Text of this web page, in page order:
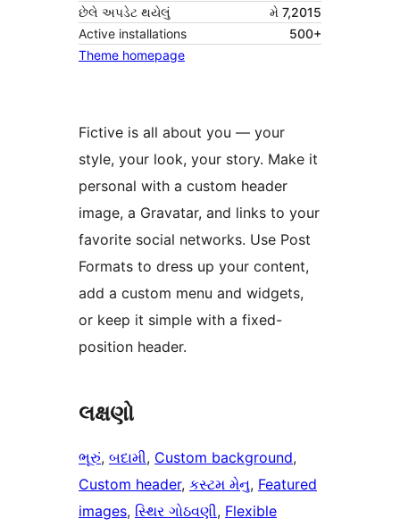
છેલે અપડેટ થયેલું
મે 7,2015
Active installations
500+
Theme homepage
Fictive is all about you — your
style, your look, your story. Make it
personal with a custom header
image, a Gravatar, and links to your
favorite social networks. Use Post
Formats to dress up your content,
add a custom menu and widgets,
or keep it simple with a fixed-
position header.
લક્ષણો
ભૂરું, બદામી, Custom background
Custom header, કસ્ટમ મેનુ, Featured
images, સ્થિર ગોઠવણી, Flexible